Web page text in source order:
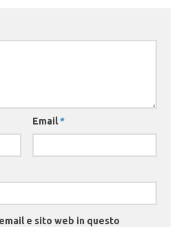
Email*
e sito web in questo